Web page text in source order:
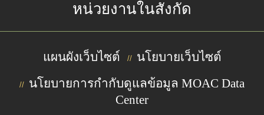
หน่วยงานในสังกัด
แผนผังเว็บไซต์ // นโยบายเว็บไซต์
// นโยบายการกำกับดูแลข้อมูล MOAC Data
Center